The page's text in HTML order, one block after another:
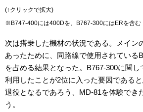
(↑クリックで拡大)
※B747-400には400Dを、B767-300にはERを含む
次は搭乗した機材の状況である。メイン
あったために、同路線で使用されている
を占める結果となった。B767-300に関
利用したことが2位に入った要因である
退役となるであろう、MD-81を体験でき
う。